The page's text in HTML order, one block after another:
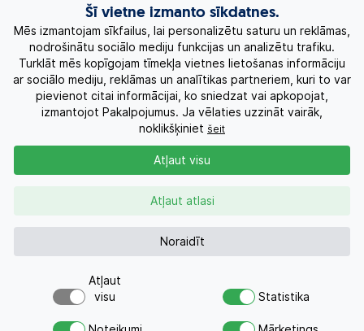
Ekskursiju ceļojumi
Eksotiskie ceļojumi
Labākie piedāvājumi
Kruīzi
Kontakti
+371 26955551
Vai meklējat ceļojumu?
Šī vietne izmanto sīkdatnes.
Mēs izmantojam sīkfailus, lai personalizētu saturu un reklāmas,
nodrošinātu sociālo mediju funkcijas un analizētu trafiku.
Turklāt mēs kopīgojam tīmekļa vietnes lietošanas informāciju
ar sociālo mediju, reklāmas un analītikas partneriem, kuri to var
pievienot citai informācijai, ko sniedzat vai apkopojat,
izmantojot Pakalpojumus. Ja vēlaties uzzināt vairāk,
noklikšķiniet šeit
Noraidīt
Atļaut atlasi
Atļaut visu
Atļaut
visu
Statistika